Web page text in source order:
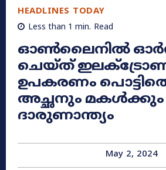
HEADLINES TODAY
Less than 1 min. Read
ഓൺലൈനിൽ
ചെയ്ത്
ഉപകരണം
അച്ഛനും മകൾക്കും
ദാരുണാന്ത്യം
May 2, 2024